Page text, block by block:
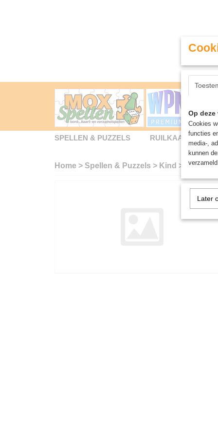
SPELLEN & PUZZELS RUILKAARTEN
Home > Spellen & Puzzels > Kind >
Op
Cookies
functies
media-,
kunnen
Later